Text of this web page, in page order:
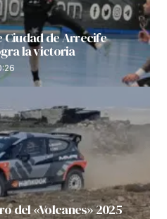
de Arrecife
la victoria
del «Volcanes» 2025